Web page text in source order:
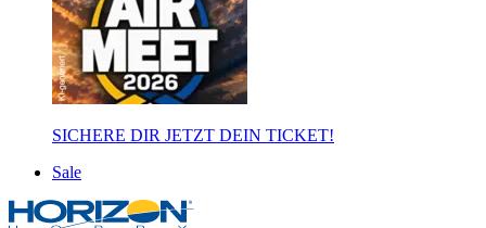
SICHERE DIR JETZT DEIN TICKET!
Sale